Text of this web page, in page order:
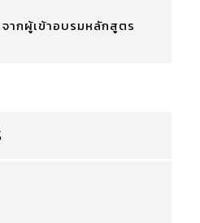
ากผู้เข้าอบรมหลักสูตร